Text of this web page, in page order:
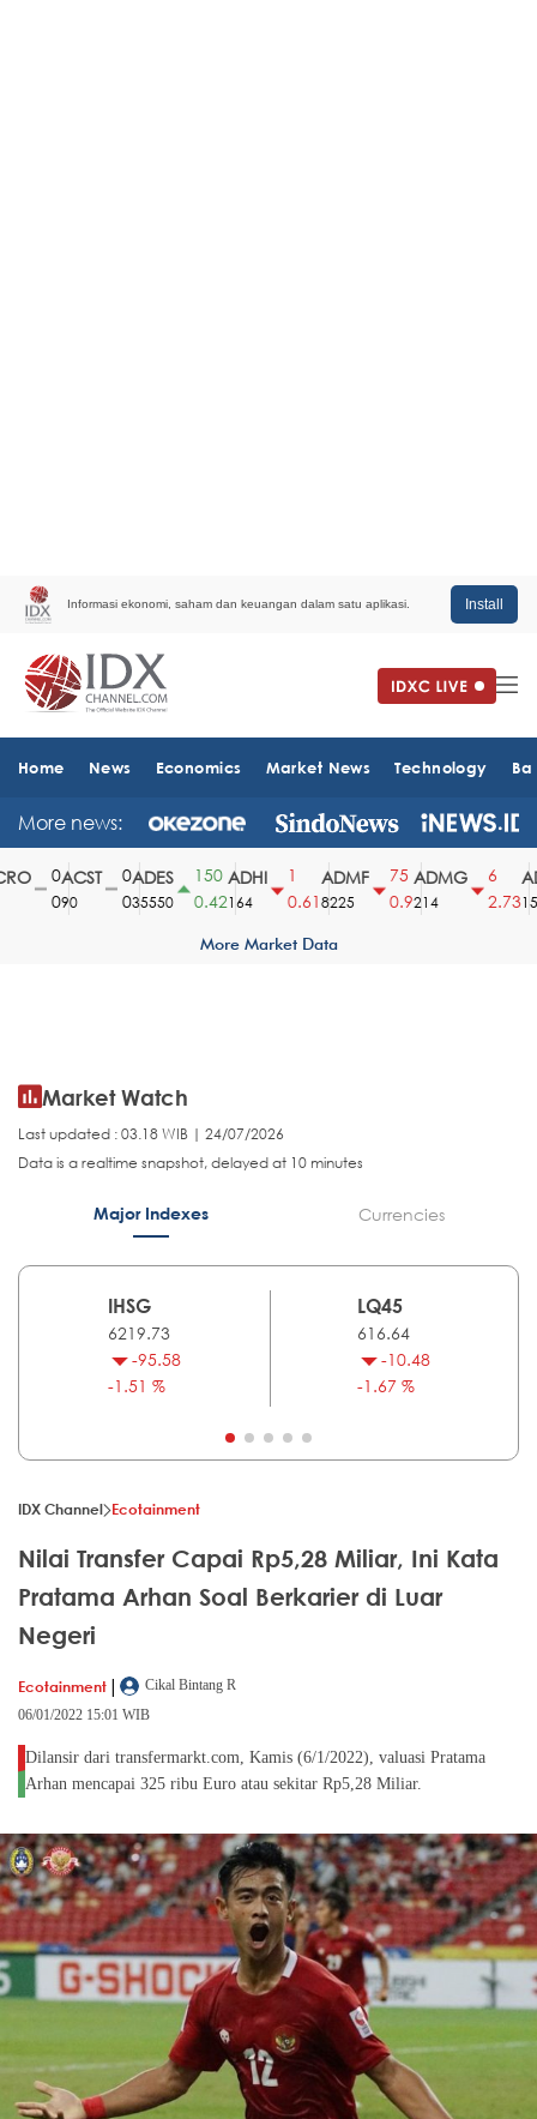
Informasi ekonomi, saham dan keuangan dalam satu aplikasi. Install
Home News Economics Market News Technology
More news:
ACST
90
ADES
35550
150
0.42
ADHI
164
0.61
ADMF
8225
75
0.9
ADMG
214
2.73
More Market Data
Market Watch
Last updated : 03.18 WIB | 24/07/2026
Data is a realtime snapshot, delayed at 10 minutes
Major Indexes Currencies
IHSG
6219.73
-95.58
-1.51 %
LQ45
616.64
-10.48
-1.67 %
IDX Channel Ecotainment
Nilai Transfer Capai Rp5,28 Miliar, Ini Kata
Pratama Arhan Soal Berkarier di Luar
Negeri
Ecotainment |
Cikal Bintang R
06/01/2022 15:01 WIB
Dilansir dari transfermarkt.com, Kamis (6/1/2022), valuasi Pratama
Arhan mencapai 325 ribu Euro atau sekitar Rp5,28 Miliar.